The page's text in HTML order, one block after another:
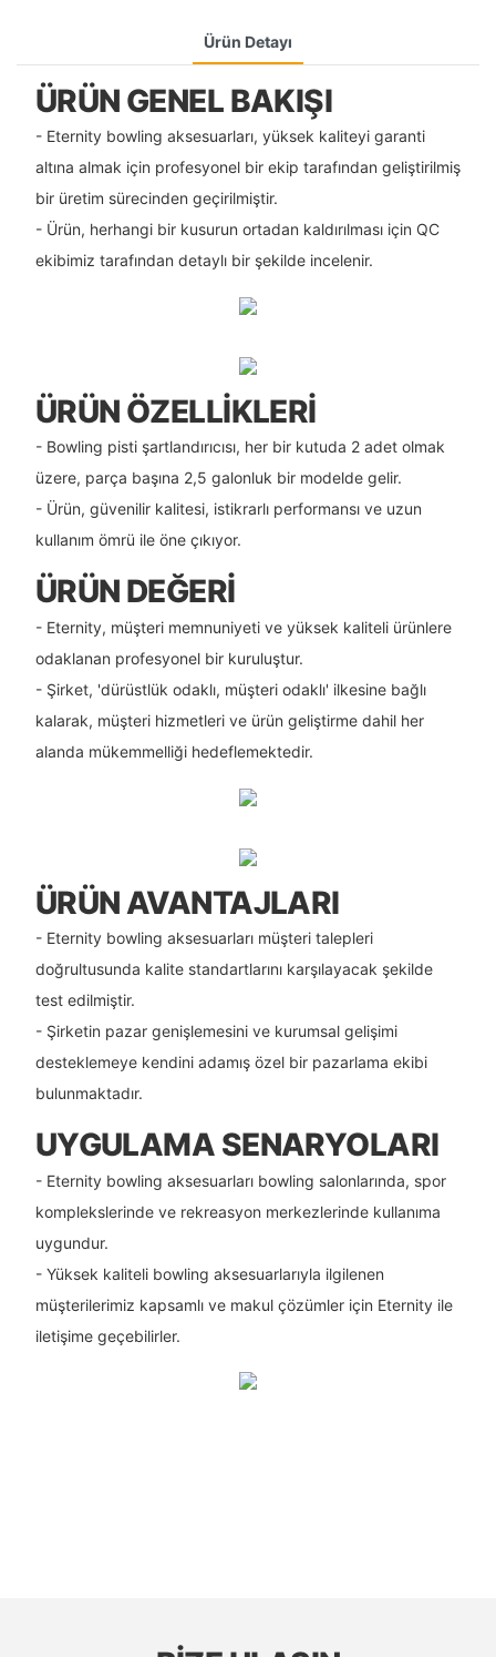
Ürün Detayı
ÜRÜN GENEL BAKIŞI
- Eternity bowling aksesuarları, yüksek kaliteyi garanti
altına almak için profesyonel bir ekip tarafından geliştirilmiş
bir üretim sürecinden geçirilmiştir.
- Ürün, herhangi bir kusurun ortadan kaldırılması için QC
ekibimiz tarafından detaylı bir şekilde incelenir.
ÜRÜN ÖZELLIKLERI
- Bowling pisti şartlandırıcısı, her bir kutuda 2 adet olmak
üzere, parça başına 2,5 galonluk bir modelde gelir.
- Ürün, güvenilir kalitesi, istikrarlı performansı ve uzun
kullanım ömrü ile öne çıkıyor.
ÜRÜN DEĞERI
- Eternity, müşteri memnuniyeti ve yüksek kaliteli ürünlere
odaklanan profesyonel bir kuruluştur.
- Şirket, 'dürüstlük odaklı, müşteri odaklı' ilkesine bağlı
kalarak, müşteri hizmetleri ve ürün geliştirme dahil her
alanda mükemmelliği hedeflemektedir.
ÜRÜN AVANTAJLARI
- Eternity bowling aksesuarları müşteri talepleri
doğrultusunda kalite standartlarını karşılayacak şekilde
test edilmiştir.
- Şirketin pazar genişlemesini ve kurumsal gelişimi
desteklemeye kendini adamış özel bir pazarlama ekibi
bulunmaktadır.
UYGULAMA SENARYOLARI
- Eternity bowling aksesuarları bowling salonlarında, spor
komplekslerinde ve rekreasyon merkezlerinde kullanıma
uygundur.
- Yüksek kaliteli bowling aksesuarlarıyla ilgilenen
müşterilerimiz kapsamlı ve makul çözümler için Eternity ile
iletişime geçebilirler.